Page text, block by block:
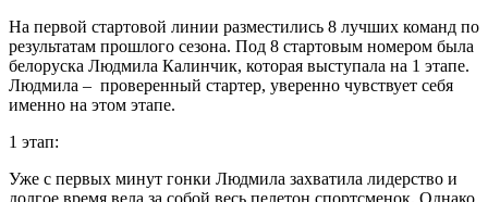
На первой стартовой линии разместились 8 лучших команд по
результатам прошлого сезона. Под 8 стартовым номером была
белоруска Людмила Калинчик, которая выступала на 1 этапе.
Людмила – проверенный стартер, уверенно чувствует себя
именно на этом этапе.
1 этап:
Уже с первых минут гонки Людмила захватила лидерство и
долгое время вела за собой весь пелетон спортсменок. Однако